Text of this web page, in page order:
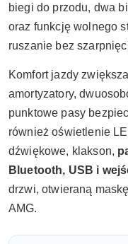
biegi do przodu, dwa
oraz funkcję wolnego
ruszanie bez
Komfort jazdy
amortyzatory,
punktowe pasy
również oświetlenie
dźwiękowe, klakson,
Bluetooth, USB i
drzwi, otwieraną
AMG.